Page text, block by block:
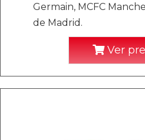
Germain, MCFC
de Madrid.
Ver